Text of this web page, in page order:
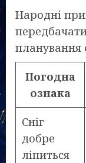
Народні
планування
Погодна
ознака
Сніг
добре
ліпиться